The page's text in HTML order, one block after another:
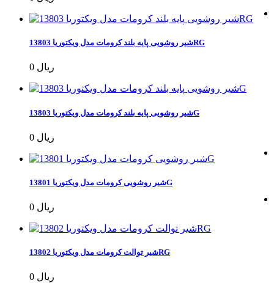
شیر روشویی پایه بلند کرومات مدل ویکتوریا 13803RG
0 ریال
شیر روشویی پایه بلند کرومات مدل ویکتوریا 13803G
0 ریال
شیر روشویی کرومات مدل ویکتوریا 13801G
0 ریال
شیر توالت کرومات مدل ویکتوریا 13802RG
0 ریال